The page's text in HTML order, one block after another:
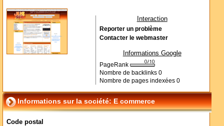
Interaction
Reporter un problème
Contacter le webmaster
Informations Google
PageRank
Nombre de backlinks 0
Nombre de pages indexées 0
Informations sur la société: E commerce
Code postal